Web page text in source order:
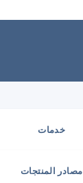
خدمات
مصادر المنتجات